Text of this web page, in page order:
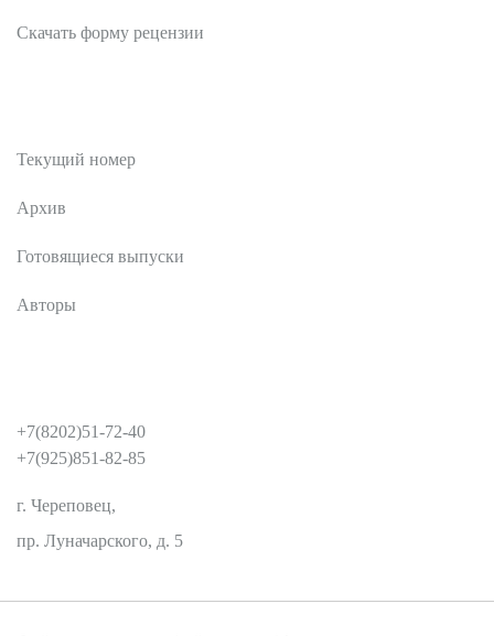
Скачать форму рецензии
Текущий номер
Архив
Готовящиеся выпуски
Авторы
+7(8202)51-72-40
+7(925)851-82-85
г. Череповец,
пр. Луначарского, д. 5